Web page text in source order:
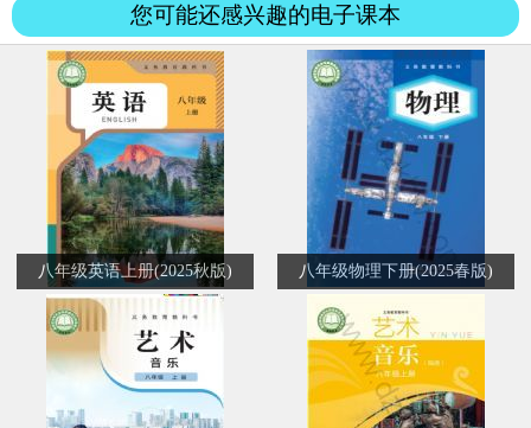
您可能还感兴趣的电子课本
八年级英语上册(2025秋版) 八年级物理下册(2025春版)